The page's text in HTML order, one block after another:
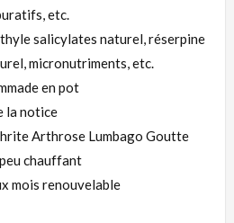
etc.
salicylates naturel, réserpine
micronutriments, etc.
en pot
la notice
Arthrose Lumbago Goutte
chauffant
mois renouvelable